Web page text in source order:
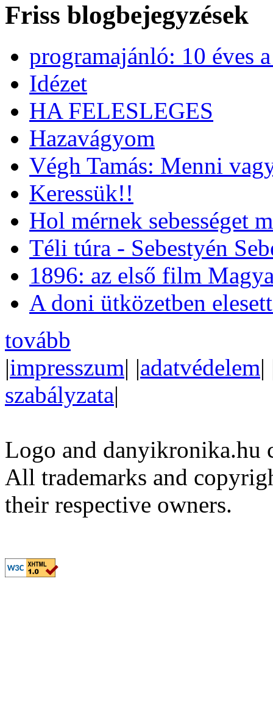
Friss blogbejegyzések
programajánló: 10 éves
Idézet
HA FELESLEGES
Hazavágyom
Végh Tamás: Menni
Keressük!!
Hol mérnek sebességet
Téli túra - Sebestyén
1896: az első film
A doni ütközetben
tovább
|impresszum| |adatvédelem|
szabályzata|
Logo and
All trademarks and
their respective owners.